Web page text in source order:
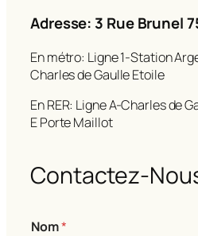
Adresse: 3 Rue Brunel
En métro: Ligne 1-Station
Charles de Gaulle Etoile
En RER: Ligne A-Charles de
E Porte Maillot
Contactez-
Nom*